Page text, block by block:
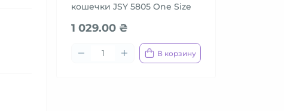
кошечки JSY 5805 One Size
1 029.00 ₴
В корзину